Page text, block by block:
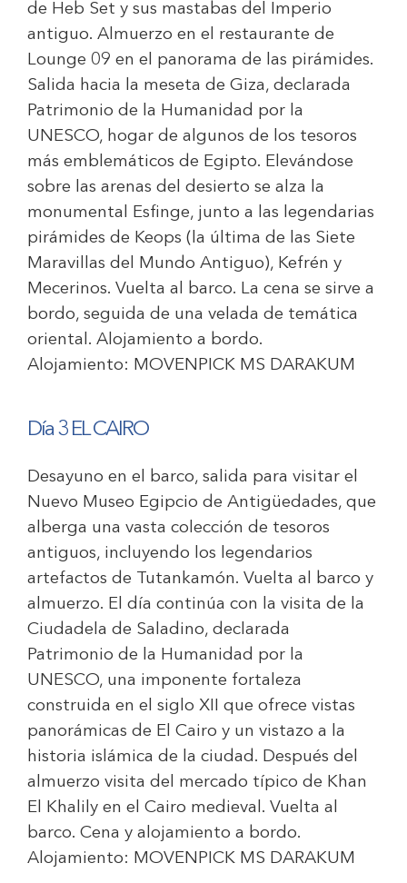
de Heb Set y sus mastabas del Imperio
antiguo. Almuerzo en el restaurante de
Lounge 09 en el panorama de las pirámides.
Salida hacia la meseta de Giza, declarada
Patrimonio de la Humanidad por la
UNESCO, hogar de algunos de los tesoros
más emblemáticos de Egipto. Elevándose
sobre las arenas del desierto se alza la
monumental Esfinge, junto a las legendarias
pirámides de Keops (la última de las Siete
Maravillas del Mundo Antiguo), Kefrén y
Mecerinos. Vuelta al barco. La cena se sirve a
bordo, seguida de una velada de temática
oriental. Alojamiento a bordo.
Alojamiento: MOVENPICK MS DARAKUM
Día 3 EL CAIRO
Desayuno en el barco, salida para visitar el
Nuevo Museo Egipcio de Antigüedades, que
alberga una vasta colección de tesoros
antiguos, incluyendo los legendarios
artefactos de Tutankamón. Vuelta al barco y
almuerzo. El día continúa con la visita de la
Ciudadela de Saladino, declarada
Patrimonio de la Humanidad por la
UNESCO, una imponente fortaleza
construida en el siglo XII que ofrece vistas
panorámicas de El Cairo y un vistazo a la
historia islámica de la ciudad. Después del
almuerzo visita del mercado típico de Khan
El Khalily en el Cairo medieval. Vuelta al
barco. Cena y alojamiento a bordo.
Alojamiento: MOVENPICK MS DARAKUM